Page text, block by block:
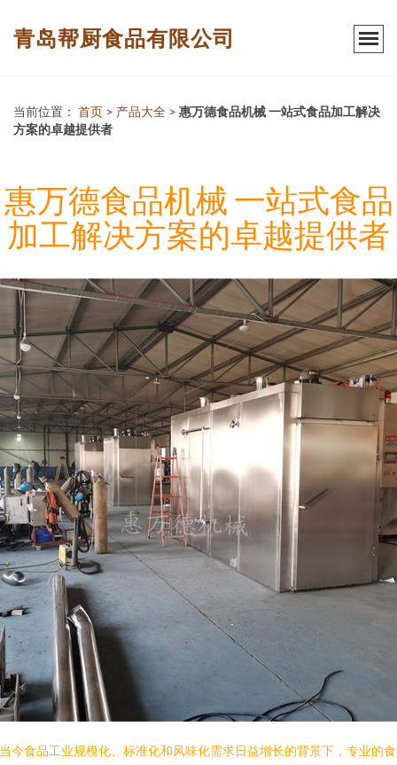
青岛帮厨食品有限公司
当前位置： 首页 > 产品大全 > 惠万德食品机械 一站式食品加工解决
方案的卓越提供者
惠万德食品机械 一站式食品
加工解决方案的卓越提供者
今食品工业规模化、标准化和风味化需求日益增长的背景下，专业的